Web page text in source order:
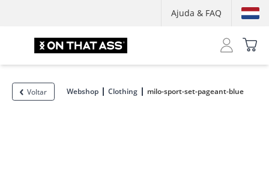
Ajuda & FAQ
Voltar Webshop Clothing milo-sport-set-pageant-blue